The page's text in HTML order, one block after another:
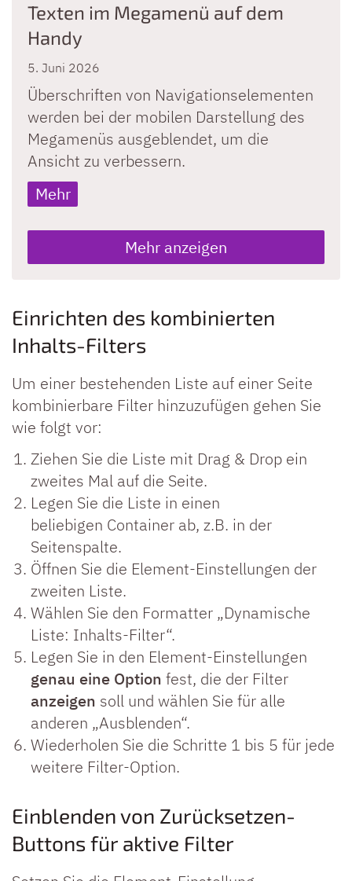
Texten im Megamenü auf dem
Handy
5. Juni 2026
Überschriften von Navigationselementen
werden bei der mobilen Darstellung des
Megamenüs ausgeblendet, um die
Ansicht zu verbessern.
Mehr
Mehr anzeigen
Einrichten des kombinierten
Inhalts-Filters
Um einer bestehenden Liste auf einer Seite
kombinierbare Filter hinzuzufügen gehen Sie
wie folgt vor:
Ziehen Sie die Liste mit Drag & Drop ein
zweites Mal auf die Seite.
Legen Sie die Liste in einen
beliebigen Container ab, z.B. in der
Seitenspalte.
Öffnen Sie die Element-Einstellungen der
zweiten Liste.
Wählen Sie den Formatter „Dynamische
Liste: Inhalts-Filter“.
Legen Sie in den Element-Einstellungen
genau eine Option fest, die der Filter
anzeigen soll und wählen Sie für alle
anderen „Ausblenden“.
Wiederholen Sie die Schritte 1 bis 5 für jede
weitere Filter-Option.
Einblenden von Zurücksetzen-
Buttons für aktive Filter